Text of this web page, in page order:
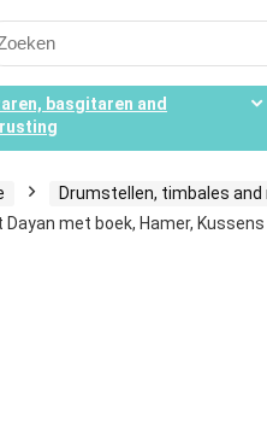
basgitaren and
Drumstellen, timbales
met boek, Hamer, Kussens